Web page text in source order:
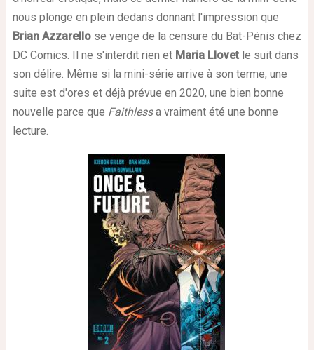
nous plonge en plein dedans donnant l'impression que
Brian Azzarellose venge de la censure du Bat-Pénis chez
DC Comics. Il ne s'interdit rien et Maria Llovetle suit dans
son délire. Même si la mini-série arrive à son terme, une
suite est d'ores et déjà prévue en 2020, une bien bonne
nouvelle parce que Faithlessa vraiment été une bonne
lecture.